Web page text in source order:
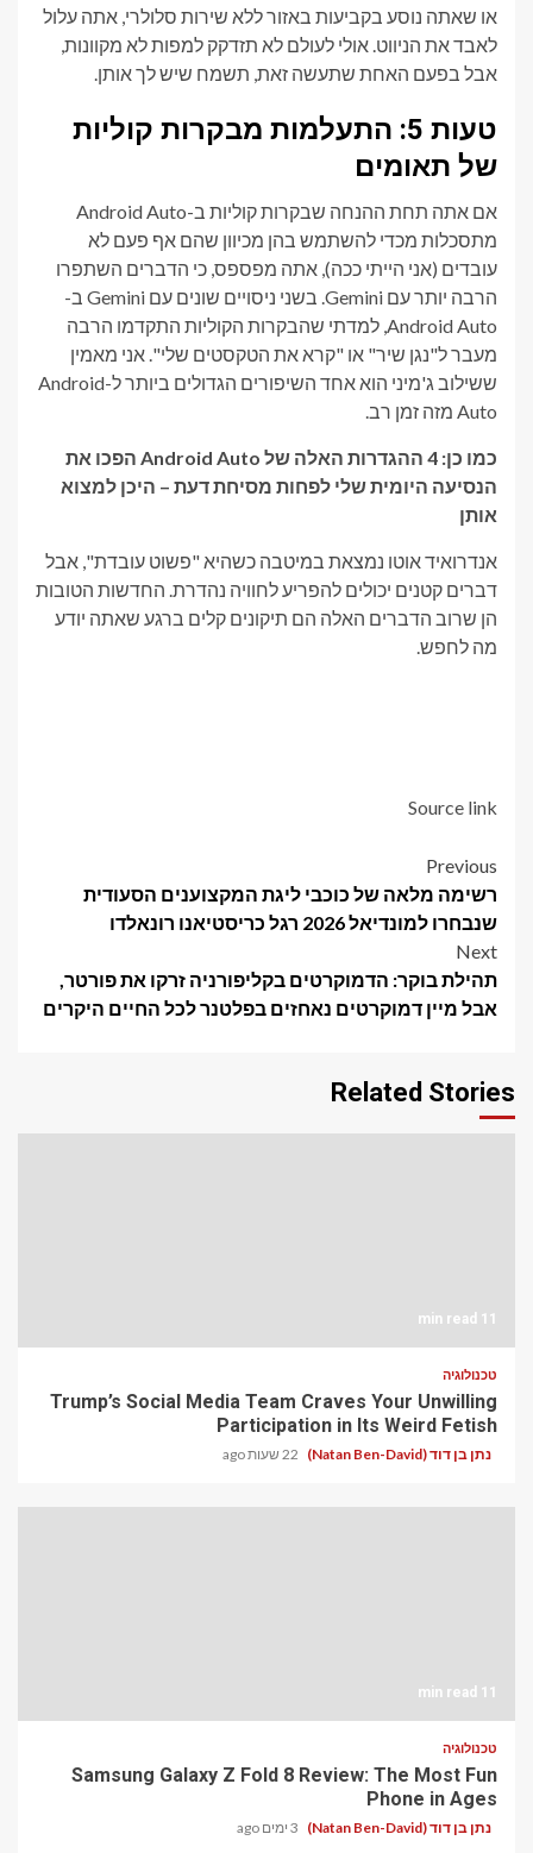
או שאתה נוסע בקביעות באזור ללא שירות סלולרי, אתה עלול
לאבד את הניווט. אולי לעולם לא תזדקק למפות לא מקוונות,
אבל בפעם האחת שתעשה זאת, תשמח שיש לך אותן.
טעות 5: התעלמות מבקרות קוליות
של תאומים
אם אתה תחת ההנחה שבקרות קוליות ב-Android Auto
מתסכלות מכדי להשתמש בהן מכיוון שהם אף פעם לא
עובדים (אני הייתי ככה), אתה מפספס, כי הדברים השתפרו
הרבה יותר עם Gemini. בשני ניסויים שונים עם Gemini ב-
Android Auto, למדתי שהבקרות הקוליות התקדמו הרבה
מעבר ל"נגן שיר" או "קרא את הטקסטים שלי". אני מאמין
ששילוב ג'מיני הוא אחד השיפורים הגדולים ביותר ל-Android
Auto מזה זמן רב.
כמו כן: 4 ההגדרות האלה של Android Auto הפכו את
הנסיעה היומית שלי לפחות מסיחת דעת – היכן למצוא
אותן
אנדרואיד אוטו נמצאת במיטבה כשהיא "פשוט עובדת", אבל
דברים קטנים יכולים להפריע לחוויה נהדרת. החדשות הטובות
הן שרוב הדברים האלה הם תיקונים קלים ברגע שאתה יודע
מה לחפש.
Source link
Post
navigation
Previous
רשימה מלאה של כוכבי ליגת המקצוענים הסעודית
שנבחרו למונדיאל 2026 רגל כריסטיאנו רונאלדו
Next
תהילת בוקר: הדמוקרטים בקליפורניה זרקו את פורטר,
אבל מיין דמוקרטים נאחזים בפלטנר לכל החיים היקרים
Related Stories
11 min read
טכנולוגיה
Trump’s Social Media Team Craves Your Unwilling
Participation in Its Weird Fetish
נתן בן דוד (Natan Ben-David) 22 שעות ago
11 min read
טכנולוגיה
Samsung Galaxy Z Fold 8 Review: The Most Fun
Phone in Ages
נתן בן דוד (Natan Ben-David) 3 ימים ago